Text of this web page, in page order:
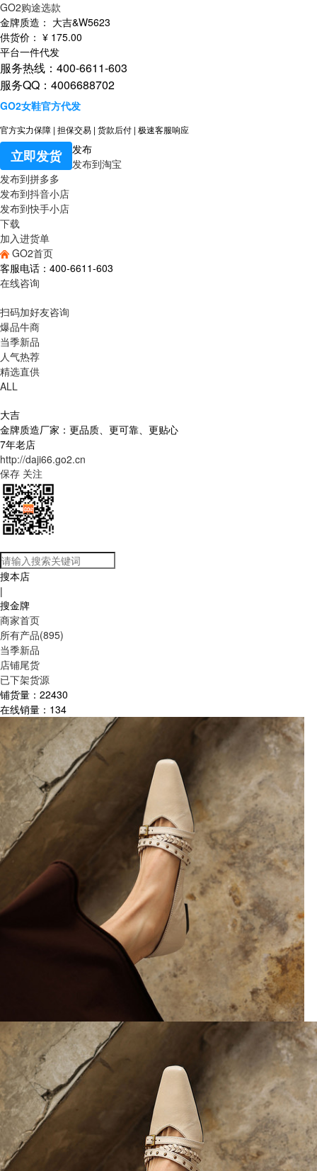
GO2购途选款
金牌质造： 大吉&W5623
供货价： ¥ 175.00
平台一件代发
服务热线：400-6611-603
服务QQ：4006688702
GO2女鞋官方代发
官方实力保障 | 担保交易 | 货款后付 | 极速客服响应
立即发货
发布
发布到淘宝
发布到拼多多
发布到抖音小店
发布到快手小店
下载
加入进货单
GO2首页
客服电话：400-6611-603
在线咨询
扫码加好友咨询
爆品牛商
当季新品
人气热荐
精选直供
ALL
大吉
金牌质造厂家：更品质、更可靠、更贴心
7年老店
http://daji66.go2.cn
保存 关注
搜本店
|
搜金牌
商家首页
所有产品(895)
当季新品
店铺尾货
已下架货源
铺货量： 22430
在线销量： 134